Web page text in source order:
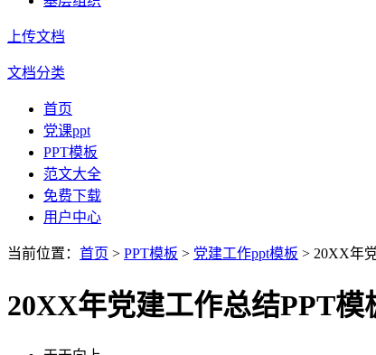
上传文档
文档分类
首页
党课ppt
PPT模板
范文大全
免费下载
用户中心
当前位置： 首页 > PPT模板 > 党建工作ppt模板 > 20XX年
20XX年党建工作总结PPT